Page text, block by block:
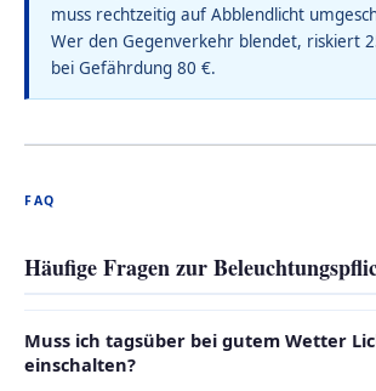
muss rechtzeitig auf Abblendlicht
Wer den Gegenverkehr blendet, riskiert
bei Gefährdung 80 €.
FAQ
Häufige Fragen zur
Muss ich tagsüber bei gutem Wetter
einschalten?